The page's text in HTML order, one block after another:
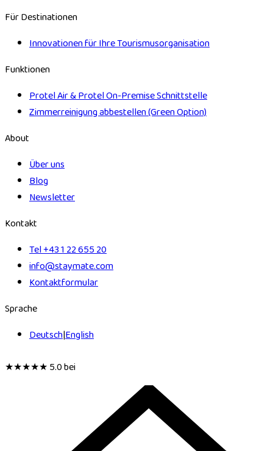
Für Destinationen
Innovationen für Ihre Tourismusorganisation
Funktionen
Protel Air & Protel On-Premise Schnittstelle
Zimmerreinigung abbestellen (Green Option)
About
Über uns
Blog
Newsletter
Kontakt
Tel +43 1 22 655 20
info@staymate.com
Kontakt­formular
Sprache
Deutsch|English
★★★★★5.0 bei